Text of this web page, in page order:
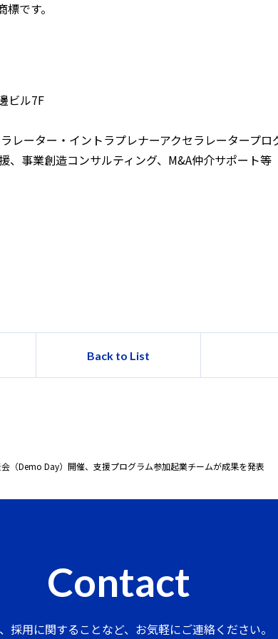
です。
ビル7F
レーター・イントラプレナーアクセラレータープロ
事業創造コンサルティング、M&A仲介サポート等
Back to List
（Demo Day）開催、支援プログラム参加起業チームが成果を発表
Contact
採用に関することなど、 お気軽にご連絡ください。